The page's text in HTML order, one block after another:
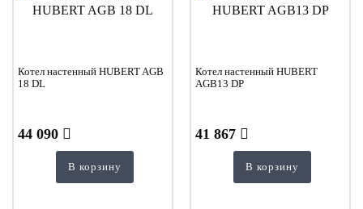
Котел настенный HUBERT AGB
18 DL
44 090
В корзину
Котел настенный HUBERT
AGB13 DP
41 867
В корзину